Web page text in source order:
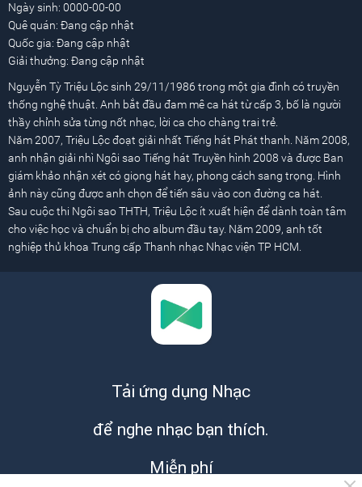
Ngày sinh: 0000-00-00
Quê quán: Đang cập nhật
Quốc gia: Đang cập nhật
Giải thưởng: Đang cập nhật
Nguyễn Tỳ Triệu Lộc sinh 29/11/1986 trong một gia đình có truyền
thống nghệ thuật. Anh bắt đầu đam mê ca hát từ cấp 3, bố là người
thầy chỉnh sửa từng nốt nhạc, lời ca cho chàng trai trẻ.
Năm 2007, Triệu Lộc đoạt giải nhất Tiếng hát Phát thanh. Năm 2008,
anh nhận giải nhì Ngôi sao Tiếng hát Truyền hình 2008 và được Ban
giám khảo nhận xét có giọng hát hay, phong cách sang trọng. Hình
ảnh này cũng được anh chọn để tiến sâu vào con đường ca hát.
Sau cuộc thi Ngôi sao THTH, Triệu Lộc ít xuất hiện để dành toàn tâm
cho việc học và chuẩn bị cho album đầu tay. Năm 2009, anh tốt
nghiệp thủ khoa Trung cấp Thanh nhạc Nhạc viện TP HCM.
Tải ứng dụng Nhạc
để nghe nhạc bạn thích.
Miễn phí